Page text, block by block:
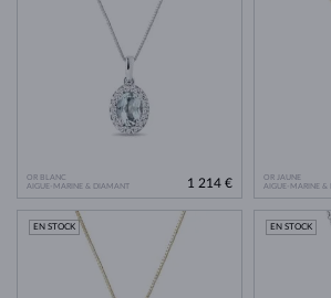
OR BLANC
AIGUE-MARINE & DIAMANT
1 214 €
OR JAUNE
AIGUE-MARINE &
EN STOCK EN STOCK